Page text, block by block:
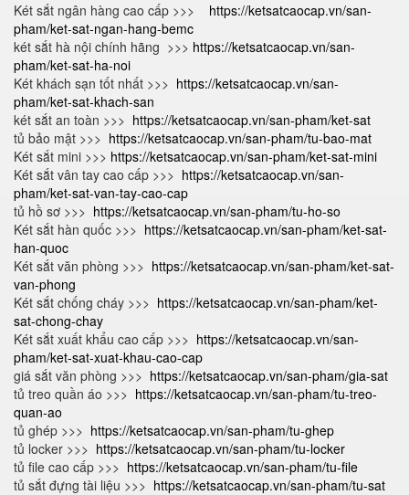
Két sắt ngân hàng cao cấp >>> https://ketsatcaocap.vn/san-
pham/ket-sat-ngan-hang-bemc
két sắt hà nội chính hãng >>> https://ketsatcaocap.vn/san-
pham/ket-sat-ha-noi
Két khách sạn tốt nhất >>> https://ketsatcaocap.vn/san-
pham/ket-sat-khach-san
két sắt an toàn >>> https://ketsatcaocap.vn/san-pham/ket-sat
tủ bảo mật >>> https://ketsatcaocap.vn/san-pham/tu-bao-mat
Két sắt mini >>> https://ketsatcaocap.vn/san-pham/ket-sat-mini
Két sắt vân tay cao cấp >>> https://ketsatcaocap.vn/san-
pham/ket-sat-van-tay-cao-cap
tủ hồ sơ >>> https://ketsatcaocap.vn/san-pham/tu-ho-so
Két sắt hàn quốc >>> https://ketsatcaocap.vn/san-pham/ket-sat-
han-quoc
Két sắt văn phòng >>> https://ketsatcaocap.vn/san-pham/ket-sat-
van-phong
Két sắt chống cháy >>> https://ketsatcaocap.vn/san-pham/ket-
sat-chong-chay
Két sắt xuất khẩu cao cấp >>> https://ketsatcaocap.vn/san-
pham/ket-sat-xuat-khau-cao-cap
giá sắt văn phòng >>> https://ketsatcaocap.vn/san-pham/gia-sat
tủ treo quần áo >>> https://ketsatcaocap.vn/san-pham/tu-treo-
quan-ao
tủ ghép >>> https://ketsatcaocap.vn/san-pham/tu-ghep
tủ locker >>> https://ketsatcaocap.vn/san-pham/tu-locker
tủ file cao cấp >>> https://ketsatcaocap.vn/san-pham/tu-file
tủ sắt đựng tài liệu >>> https://ketsatcaocap.vn/san-pham/tu-sat